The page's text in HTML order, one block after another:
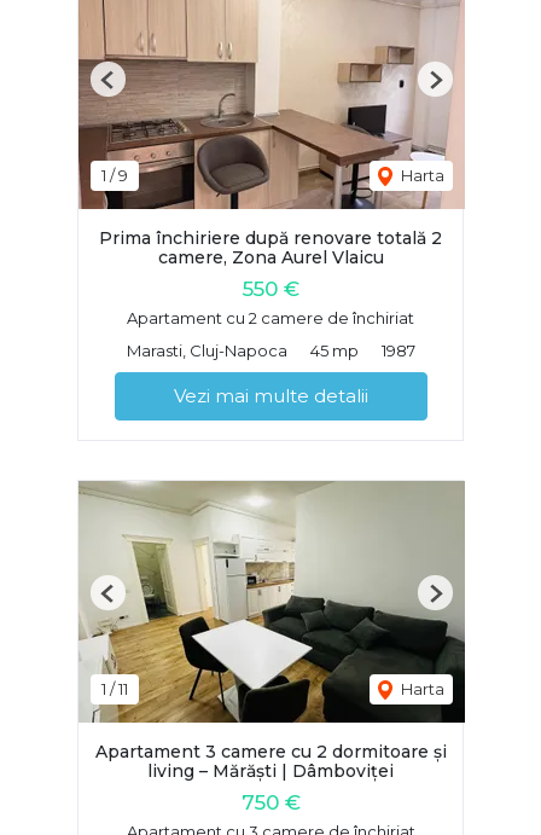
1 /9 Harta
Previous Next
Prima închiriere după renovare totală 2
camere, Zona Aurel Vlaicu
550 €
Apartament cu 2 camere de închiriat
Marasti, Cluj-Napoca
45 mp 1987
Vezi mai multe detalii
1 /11 Harta
Previous Next
Apartament 3 camere cu 2 dormitoare și
living – Mărăști | Dâmboviței
750 €